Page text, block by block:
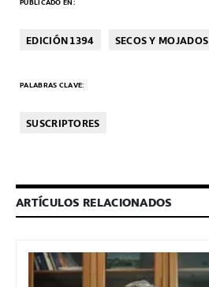
EDICIÓN 1394 SECOS Y MOJADOS
PALABRAS CLAVE:
SUSCRIPTORES
ARTÍCULOS RELACIONADOS